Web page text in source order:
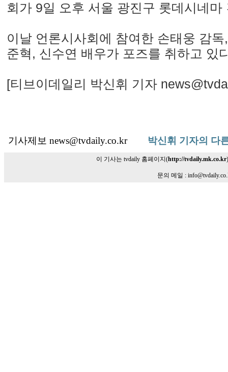
회가 9일 오후 서울 광진구 롯데시네
이날 언론시사회에 참여한 손태웅 감
준혁, 신수연 배우가 포즈를 취하고 있
[티브이데일리 박신휘 기자
기사제보 news@tvdaily.co.kr 박신휘 기자의 다
이 기사는 tvdaily 홈페이지(http://tvdaily.mk.co.kr
문의 메일 :